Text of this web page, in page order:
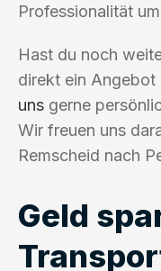
Professionalität
Hast du noch
direkt ein Angebot
uns gerne
Wir freuen uns
Remscheid nach
Geld